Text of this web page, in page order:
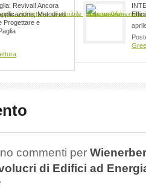
Revival! Ancora
Metodi ed
Progettare e
commenti per
di Edifici ad